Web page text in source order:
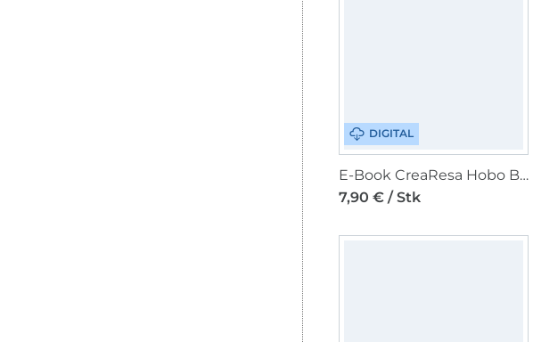
DIGITAL
E-Book CreaResa Hobo Bag Resa Pro
7,90 € / Stk